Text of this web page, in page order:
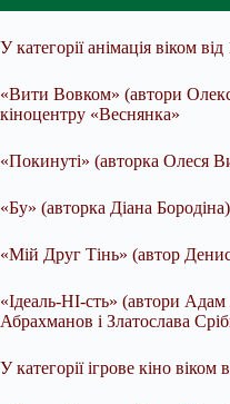
У категорії анімація віком
«Вити Вовком» (автори
кіноцентру «Веснянка»
«Покинуті» (авторка Олеся
«Бу» (авторка Діана
«Мій Друг Тінь» (автор
«Ідеаль-НІ-сть» (автори
Абрахманов і Златослава
У категорії ігрове кіно віком